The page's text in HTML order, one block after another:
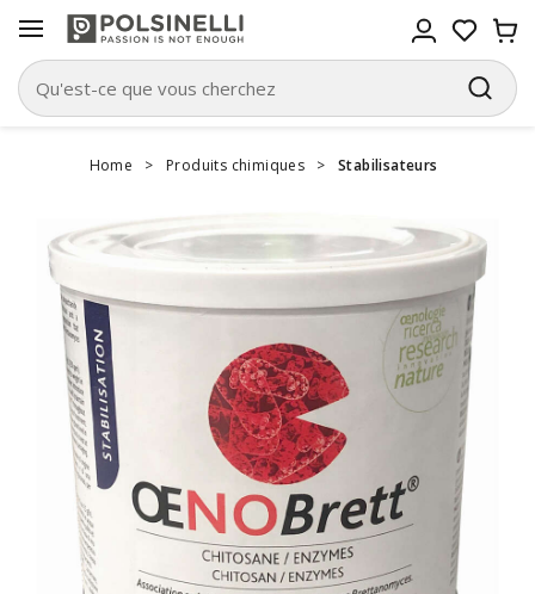
Home > Produits chimiques > Stabilisateurs